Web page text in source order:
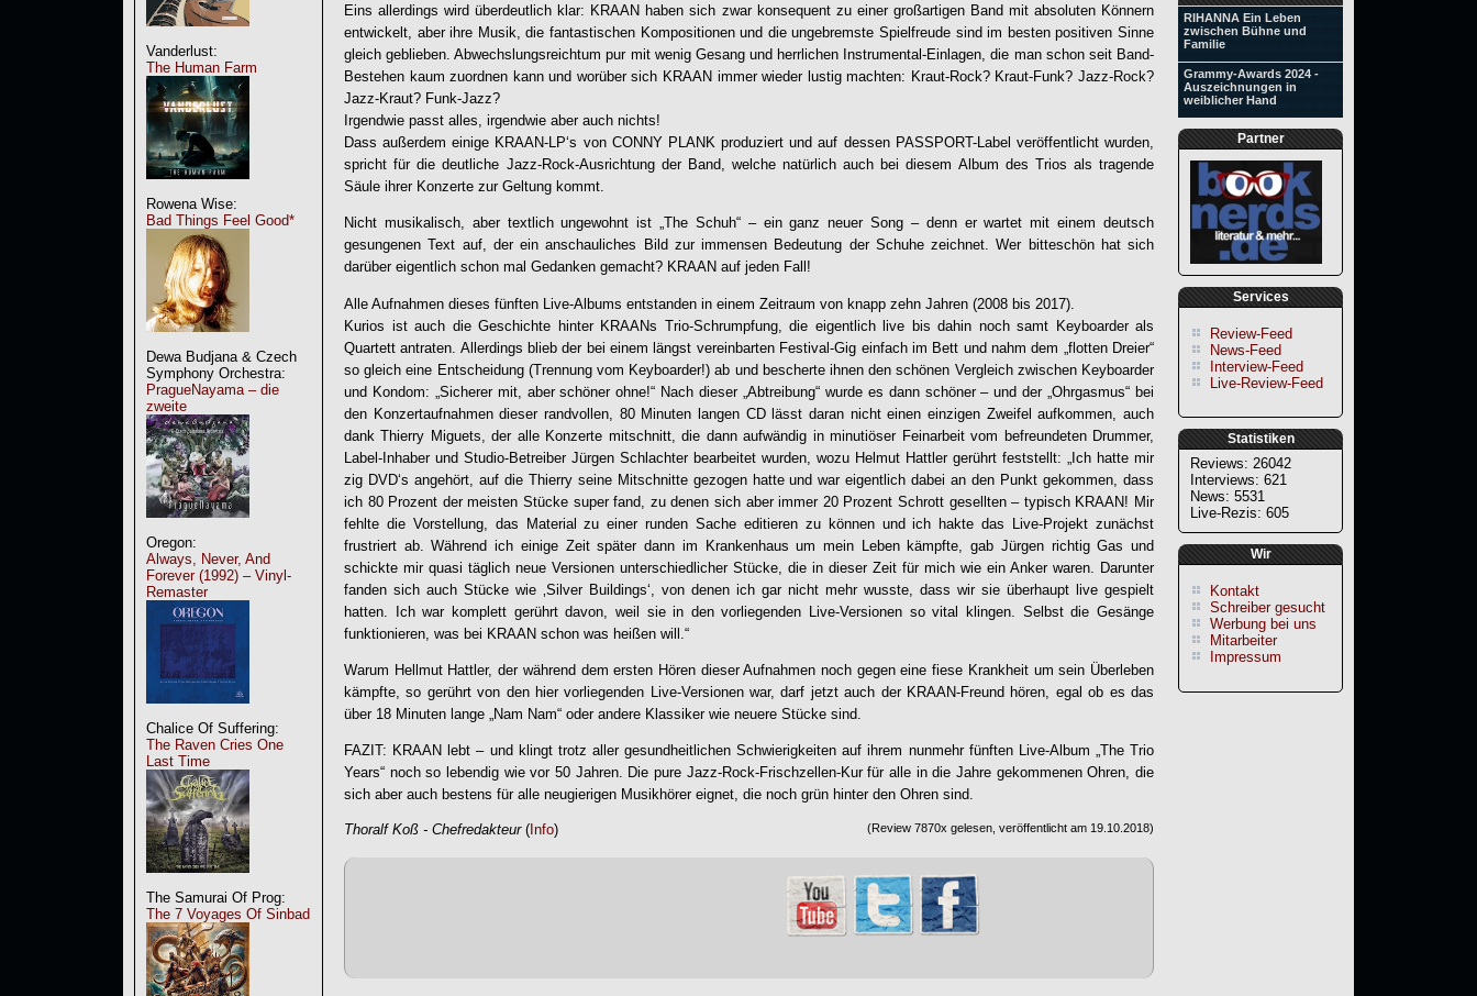
Vanderlust:
The Human Farm
Rowena Wise:
Bad Things Feel Good*
Dewa Budjana & Czech
Symphony Orchestra:
PragueNayama – die
zweite
Oregon:
Always, Never, And
Forever (1992) – Vinyl-
Remaster
Chalice Of Suffering:
The Raven Cries One
Last Time
The Samurai Of Prog:
The 7 Voyages Of Sinbad
RIHANNA Ein Leben
zwischen Bühne und
Familie
Grammy-Awards 2024 -
Auszeichnungen in
weiblicher Hand
Partner
Services
Review-Feed
News-Feed
Interview-Feed
Live-Review-Feed
Statistiken
Reviews: 26042
Interviews: 621
News: 5531
Live-Rezis: 605
Wir
Kontakt
Schreiber gesucht
Werbung bei uns
Mitarbeiter
Impressum
Eins allerdings wird überdeutlich klar: KRAAN haben sich zwar konsequent zu einer großartigen Band mit absoluten Könnern
entwickelt, aber ihre Musik, die fantastischen Kompositionen und die ungebremste Spielfreude sind im besten positiven Sinne
gleich geblieben. Abwechslungsreichtum pur mit wenig Gesang und herrlichen Instrumental-Einlagen, die man schon seit Band-
Bestehen kaum zuordnen kann und worüber sich KRAAN immer wieder lustig machten: Kraut-Rock? Kraut-Funk? Jazz-Rock?
Jazz-Kraut? Funk-Jazz?
Irgendwie passt alles, irgendwie aber auch nichts!
Dass außerdem einige KRAAN-LP‘s von CONNY PLANK produziert und auf dessen PASSPORT-Label veröffentlicht wurden,
spricht für die deutliche Jazz-Rock-Ausrichtung der Band, welche natürlich auch bei diesem Album des Trios als tragende
Säule ihrer Konzerte zur Geltung kommt.
Nicht musikalisch, aber textlich ungewohnt ist „The Schuh“ – ein ganz neuer Song – denn er wartet mit einem deutsch
gesungenen Text auf, der ein anschauliches Bild zur immensen Bedeutung der Schuhe zeichnet. Wer bitteschön hat sich
darüber eigentlich schon mal Gedanken gemacht? KRAAN auf jeden Fall!
Alle Aufnahmen dieses fünften Live-Albums entstanden in einem Zeitraum von knapp zehn Jahren (2008 bis 2017).
Kurios ist auch die Geschichte hinter KRAANs Trio-Schrumpfung, die eigentlich live bis dahin noch samt Keyboarder als
Quartett antraten. Allerdings blieb der bei einem längst vereinbarten Festival-Gig einfach im Bett und nahm dem „flotten Dreier“
so gleich eine Entscheidung (Trennung vom Keyboarder!) ab und bescherte ihnen den schönen Vergleich zwischen Keyboarder
und Kondom: „Sicherer mit, aber schöner ohne!“ Nach dieser „Abtreibung“ wurde es dann schöner – und der „Ohrgasmus“ bei
den Konzertaufnahmen dieser randvollen, 80 Minuten langen CD lässt daran nicht einen einzigen Zweifel aufkommen, auch
dank Thierry Miguets, der alle Konzerte mitschnitt, die dann aufwändig in minutiöser Feinarbeit vom befreundeten Drummer,
Label-Inhaber und Studio-Betreiber Jürgen Schlachter bearbeitet wurden, wozu Helmut Hattler gerührt feststellt: „Ich hatte mir
zig DVD‘s angehört, auf die Thierry seine Mitschnitte gezogen hatte und war eigentlich dabei an den Punkt gekommen, dass
ich 80 Prozent der meisten Stücke super fand, zu denen sich aber immer 20 Prozent Schrott gesellten – typisch KRAAN! Mir
fehlte die Vorstellung, das Material zu einer runden Sache editieren zu können und ich hakte das Live-Projekt zunächst
frustriert ab. Während ich einige Zeit später dann im Krankenhaus um mein Leben kämpfte, gab Jürgen richtig Gas und
schickte mir quasi täglich neue Versionen unterschiedlicher Stücke, die in dieser Zeit für mich wie ein Anker waren. Darunter
fanden sich auch Stücke wie ‚Silver Buildings‘, von denen ich gar nicht mehr wusste, dass wir sie überhaupt live gespielt
hatten. Ich war komplett gerührt davon, weil sie in den vorliegenden Live-Versionen so vital klingen. Selbst die Gesänge
funktionieren, was bei KRAAN schon was heißen will.“
Warum Hellmut Hattler, der während dem ersten Hören dieser Aufnahmen noch gegen eine fiese Krankheit um sein Überleben
kämpfte, so gerührt von den hier vorliegenden Live-Versionen war, darf jetzt auch der KRAAN-Freund hören, egal ob es das
über 18 Minuten lange „Nam Nam“ oder andere Klassiker wie neuere Stücke sind.
FAZIT: KRAAN lebt – und klingt trotz aller gesundheitlichen Schwierigkeiten auf ihrem nunmehr fünften Live-Album „The Trio
Years“ noch so lebendig wie vor 50 Jahren. Die pure Jazz-Rock-Frischzellen-Kur für alle in die Jahre gekommenen Ohren, die
sich aber auch bestens für alle neugierigen Musikhörer eignet, die noch grün hinter den Ohren sind.
Thoralf Koß - Chefredakteur(Info) (Review 7870x gelesen, veröffentlicht am 19.10.2018)